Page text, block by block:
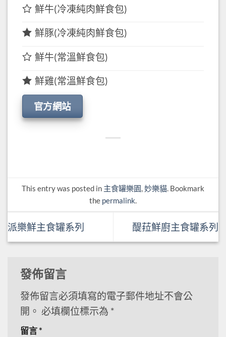
鮮牛(冷凍純肉鮮食包)
鮮豚(冷凍純肉鮮食包)
鮮牛(常溫鮮食包)
鮮雞(常溫鮮食包)
官方網站
This entry was posted in 主食罐樂園,妙樂貓. Bookmark
the permalink.
派樂鮮主食罐系列 醍菈鮮廚主食罐系列
發佈留言
發佈留言必須填寫的電子郵件地址不會公
開。 必填欄位標示為 *
留言*